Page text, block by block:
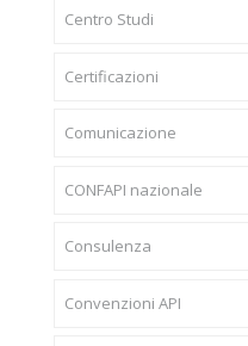
Centro Studi
Certificazioni
Comunicazione
CONFAPI nazionale
Consulenza
Convenzioni API